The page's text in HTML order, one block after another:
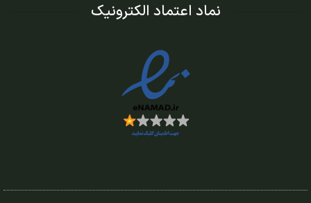
نماد اعتماد الکترونیک